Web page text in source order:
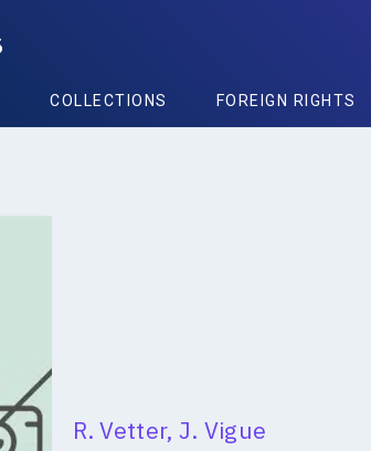
COLLECTIONS FOREIGN RIGHTS
R. Vetter, J. Vigue